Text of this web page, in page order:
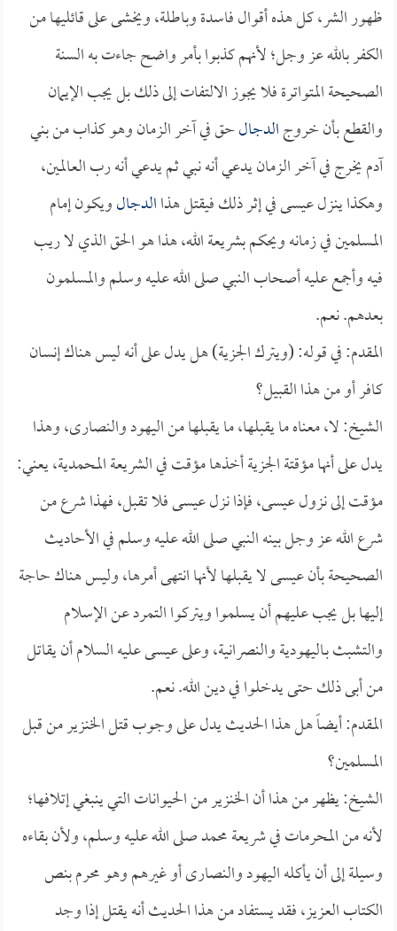
ظهور الشر، كل هذه أقوال فاسدة وباطلة، ويخشى على قائليها من
الكفر بالله عز وجل؛ لأنهم كذبوا بأمر واضح جاءت به السنة
الصحيحة المتواترة فلا يجوز الالتفات إلى ذلك بل يجب الإيمان
والقطع بأن خروجالدجالحق في آخر الزمان وهو كذاب من بني
آدم يخرج في آخر الزمان يدعي أنه نبي ثم يدعي أنه رب العالمين،
وهكذا ينزل عيسى في إثر ذلك فيقتل هذاالدجالويكون إمام
المسلمين في زمانه ويحكم بشريعة الله، هذا هو الحق الذي لا ريب
فيه وأجمع عليه أصحاب النبي صلى الله عليه وسلم والمسلمون
بعدهم. نعم.
المقدم: في قوله: (ويترك الجزية) هل يدل على أنه ليس هناك إنسان
كافر أو من هذا القبيل؟
الشيخ: لا، معناه ما يقبلها، ما يقبلها من اليهود والنصارى، وهذا
يدل على أنها مؤقتة الجزية أخذها مؤقت في الشريعة المحمدية، يعني:
مؤقت إلى نزول عيسى، فإذا نزل عيسى فلا تقبل، فهذا شرع من
شرع الله عز وجل بينه النبي صلى الله عليه وسلم في الأحاديث
الصحيحة بأن عيسى لا يقبلها لأنها انتهى أمرها، وليس هناك حاجة
إليها بل يجب عليهم أن يسلموا ويتركوا التمرد عن الإسلام
والتشبث بـاليهودية والنصرانية، وعلى عيسى عليه السلام أن يقاتل
من أبى ذلك حتى يدخلوا في دين الله. نعم.
المقدم: أيضاً هل هذا الحديث يدل على وجوب قتل الخنزير من قبل
المسلمين؟
الشيخ: يظهر من هذا أن الخنزير من الحيوانات التي ينبغي إتلافها؛
لأنه من المحرمات في شريعة محمد صلى الله عليه وسلم، ولأن بقاءه
وسيلة إلى أن يأكله اليهود والنصارى أو غيرهم وهو محرم بنص
الكتاب العزيز، فقد يستفاد من هذا الحديث أنه يقتل إذا وجد